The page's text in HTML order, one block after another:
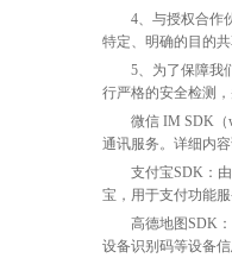
4、与授权合作
特定、明确的目的
5、为了保障我
行严格的安全检测
微信 IM SDK（
通讯服务。详细内
支付宝SDK：
宝，用于支付功能
高德地图SDK
设备识别码等设备